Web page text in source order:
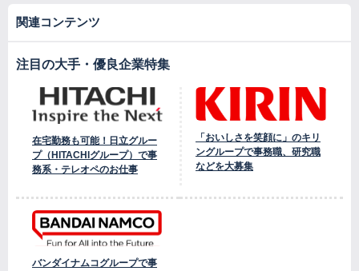
関連コンテンツ
注目の大手・優良企業特集
在宅勤務も可能！日立グルー
プ（HITACHIグループ）で事
務系・テレオペのお仕事
「おいしさを笑顔に」のキリ
ングループで事務職、研究職
などを大募集
バンダイナムコグループで事